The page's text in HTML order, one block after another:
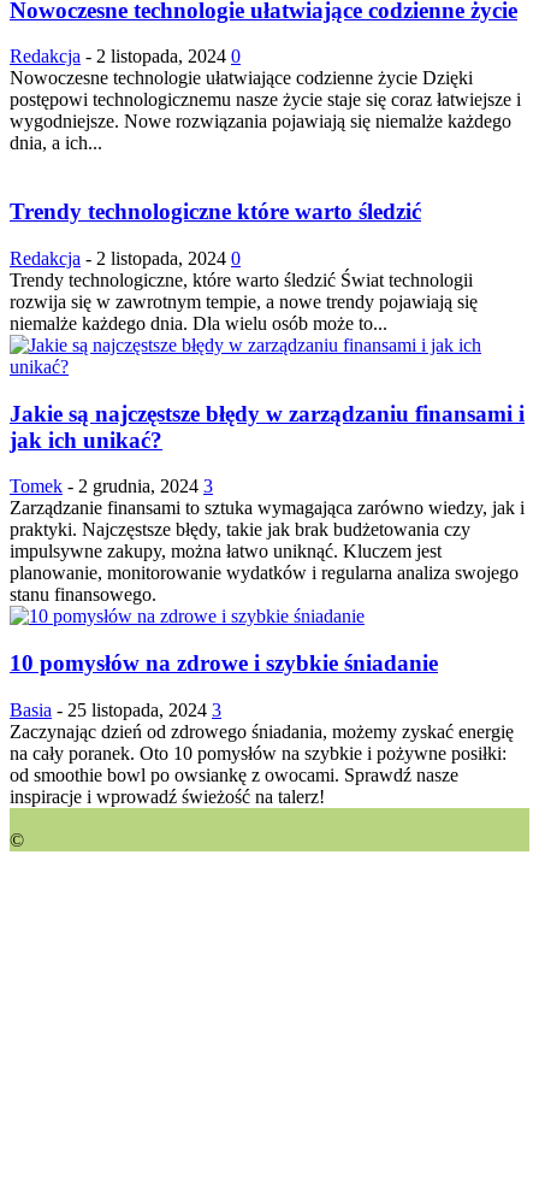
Nowoczesne technologie ułatwiające codzienne życie
Redakcja - 2 listopada, 2024 0
Nowoczesne technologie ułatwiające codzienne życie Dzięki
postępowi technologicznemu nasze życie staje się coraz łatwiejsze i
wygodniejsze. Nowe rozwiązania pojawiają się niemalże każdego
dnia, a ich...
Trendy technologiczne które warto śledzić
Redakcja - 2 listopada, 2024 0
Trendy technologiczne, które warto śledzić Świat technologii
rozwija się w zawrotnym tempie, a nowe trendy pojawiają się
niemalże każdego dnia. Dla wielu osób może to...
Jakie są najczęstsze błędy w zarządzaniu finansami i
jak ich unikać?
Tomek - 2 grudnia, 2024 3
Zarządzanie finansami to sztuka wymagająca zarówno wiedzy, jak i
praktyki. Najczęstsze błędy, takie jak brak budżetowania czy
impulsywne zakupy, można łatwo uniknąć. Kluczem jest
planowanie, monitorowanie wydatków i regularna analiza swojego
stanu finansowego.
10 pomysłów na zdrowe i szybkie śniadanie
Basia - 25 listopada, 2024 3
Zaczynając dzień od zdrowego śniadania, możemy zyskać energię
na cały poranek. Oto 10 pomysłów na szybkie i pożywne posiłki:
od smoothie bowl po owsiankę z owocami. Sprawdź nasze
inspiracje i wprowadź świeżość na talerz!
©